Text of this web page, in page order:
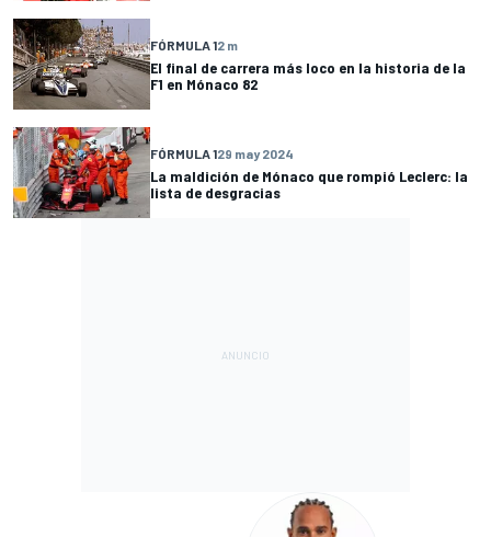
FÓRMULA 12 m
El final de carrera más loco en la historia de la
F1 en Mónaco 82
FÓRMULA 129 may 2024
La maldición de Mónaco que rompió Leclerc: la
lista de desgracias